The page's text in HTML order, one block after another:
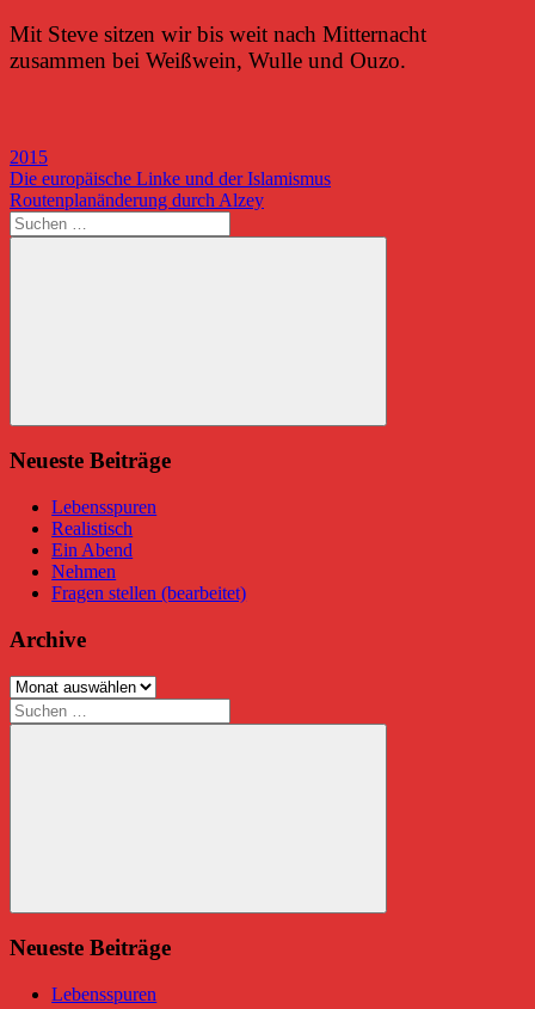
Mit Steve sitzen wir bis weit nach Mitternacht
zusammen bei Weißwein, Wulle und Ouzo.
2015
Beitragsnavigation
Vorheriger
Beitrag:
Die europäische Linke und der Islamismus
Nächster
Beitrag:
Routenplanänderung durch Alzey
Suchen
nach:
Suchen
Neueste Beiträge
Lebensspuren
Realistisch
Ein Abend
Nehmen
Fragen stellen (bearbeitet)
Archive
Archive
Suchen
nach:
Suchen
Neueste Beiträge
Lebensspuren